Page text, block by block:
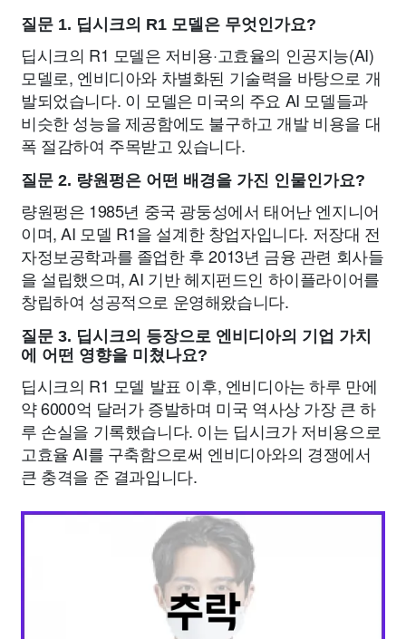
질문 1. 딥시크의 R1 모델은 무엇인가요?
딥시크의 R1 모델은 저비용·고효율의 인공지능(AI)
모델로, 엔비디아와 차별화된 기술력을 바탕으로 개
발되었습니다. 이 모델은 미국의 주요 AI 모델들과
비슷한 성능을 제공함에도 불구하고 개발 비용을 대
폭 절감하여 주목받고 있습니다.
질문 2. 량원펑은 어떤 배경을 가진 인물인가요?
량원펑은 1985년 중국 광둥성에서 태어난 엔지니어
이며, AI 모델 R1을 설계한 창업자입니다. 저장대 전
자정보공학과를 졸업한 후 2013년 금융 관련 회사들
을 설립했으며, AI 기반 헤지펀드인 하이플라이어를
창립하여 성공적으로 운영해왔습니다.
질문 3. 딥시크의 등장으로 엔비디아의 기업 가치
에 어떤 영향을 미쳤나요?
딥시크의 R1 모델 발표 이후, 엔비디아는 하루 만에
약 6000억 달러가 증발하며 미국 역사상 가장 큰 하
루 손실을 기록했습니다. 이는 딥시크가 저비용으로
고효율 AI를 구축함으로써 엔비디아와의 경쟁에서
큰 충격을 준 결과입니다.